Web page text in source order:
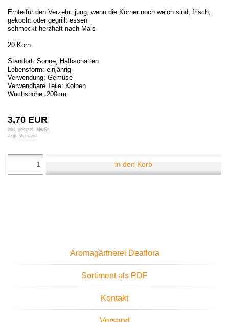
Ernte für den Verzehr: jung, wenn die Körner noch weich sind, frisch,
gekocht oder gegrillt essen
schmeckt herzhaft nach Mais
20 Korn
Standort: Sonne, Halbschatten
Lebensform: einjährig
Verwendung: Gemüse
Verwendbare Teile: Kolben
Wuchshöhe: 200cm
3,70 EUR
inkl. gesetzl. MwSt.
zzgl. Versand
in den Korb
Aromagärtnerei Deaflora
Sortiment als PDF
Kontakt